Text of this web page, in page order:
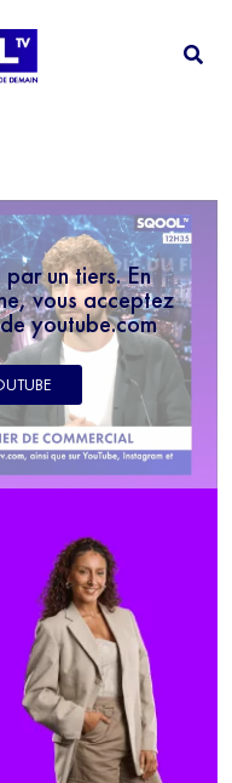
un tiers. En
vous acceptez
youtube.com